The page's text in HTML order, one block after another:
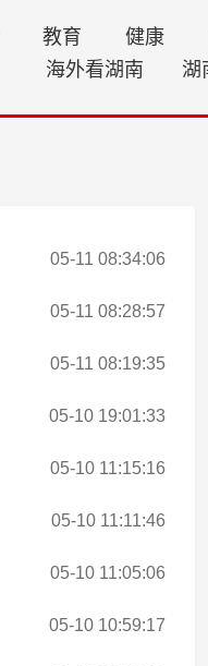
教育 健康
海外看湖南 湖
05-11 08:34:06
05-11 08:28:57
05-11 08:19:35
05-10 19:01:33
05-10 11:15:16
05-10 11:11:46
05-10 11:05:06
05-10 10:59:17